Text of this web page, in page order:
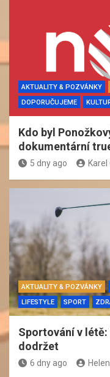
AKTUALITY & POZVÁNKY
DOPORUČUJEME
Kdo byl
dokumentární
5 dny ago Karel
AKTUALITY & POZVÁNKY
LIFESTYLE
SPORT
Sportování v
dodržet
6 dny ago